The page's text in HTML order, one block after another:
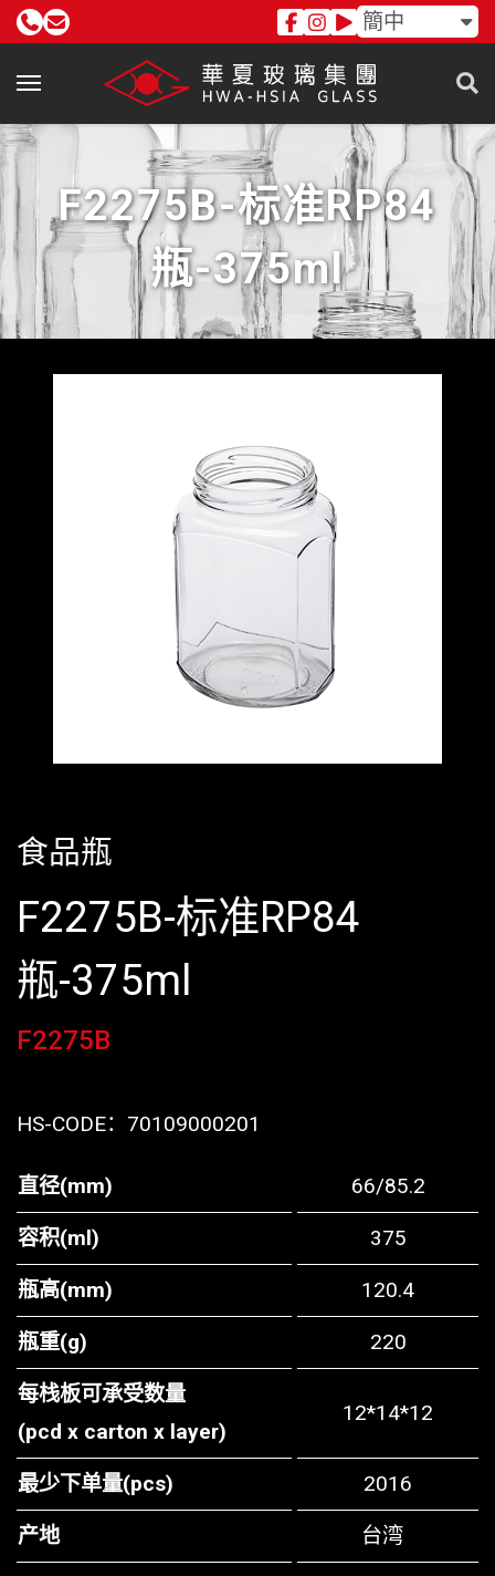
簡中
F2275B-标准RP84
瓶-375ml
食品瓶
F2275B-标准RP84
瓶-375ml
F2275B
HS-CODE： 70109000201
直径(mm) 66/85.2
容积(ml) 375
瓶高(mm) 120.4
瓶重(g) 220
每栈板可承受数量
(pcd x carton x layer)
12*14*12
最少下单量(pcs) 2016
产地 台湾